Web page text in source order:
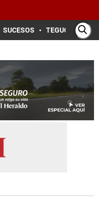
SUCESOS TEGUCIGALPA